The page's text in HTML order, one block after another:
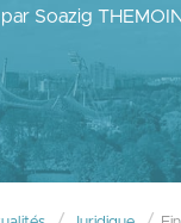
Soazig